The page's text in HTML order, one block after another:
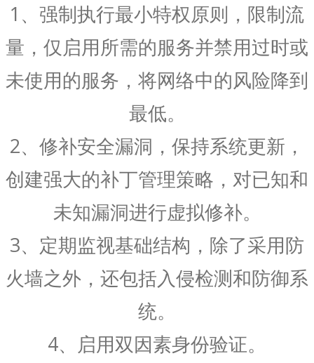
1、强制执行最小特权原则，限制流
量，仅启用所需的服务并禁用过时或
未使用的服务，将网络中的风险降到
最低。
2、修补安全漏洞，保持系统更新，
创建强大的补丁管理策略，对已知和
未知漏洞进行虚拟修补。
3、定期监视基础结构，除了采用防
火墙之外，还包括入侵检测和防御系
统。
4、启用双因素身份验证。